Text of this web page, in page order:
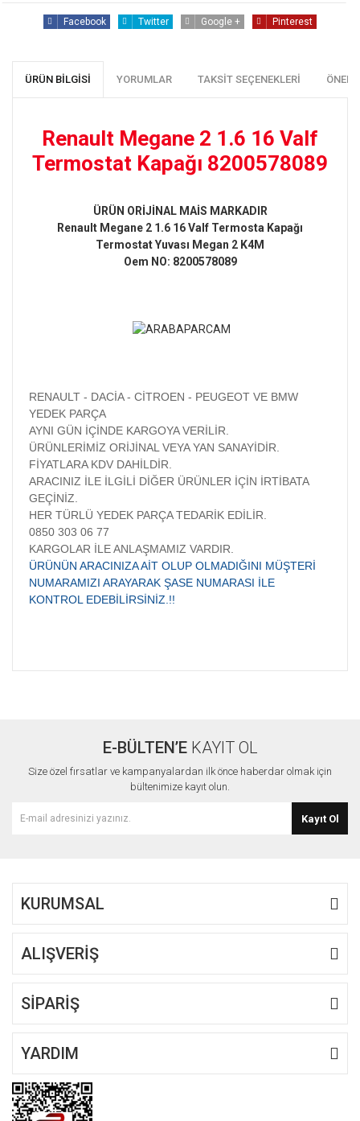
Facebook Twitter Google + Pinterest
ÜRÜN BILGISI YORUMLAR TAKSIT SEÇENEKLERI
Renault Megane 2 1.6 16 Valf
Termostat Kapağı 8200578089
ÜRÜN ORİJİNAL MAİS MARKADIR
Renault Megane 2 1.6 16 Valf Termosta Kapağı
Termostat Yuvası Megan 2 K4M
Oem NO: 8200578089
RENAULT - DACİA - CİTROEN - PEUGEOT VE BMW
YEDEK PARÇA
AYNI GÜN İÇİNDE KARGOYA VERİLİR.
ÜRÜNLERİMİZ ORİJİNAL VEYA YAN SANAYİDİR.
FİYATLARA KDV DAHİLDİR.
ARACINIZ İLE İLGİLİ DİĞER ÜRÜNLER İÇİN İRTİBATA
GEÇİNİZ.
HER TÜRLÜ YEDEK PARÇA TEDARİK EDİLİR.
0850 303 06 77
KARGOLAR İLE ANLAŞMAMIZ VARDIR.
ÜRÜNÜN ARACINIZA AİT OLUP OLMADIĞINI MÜŞTERİ
NUMARAMIZI ARAYARAK ŞASE NUMARASI İLE
KONTROL EDEBİLİRSİNİZ.!!
Yorum Yaz
Bu ürünün fiyat bilgisi, resim, ürün açıklamalarında ve diğer
Ürün açıklamasında eksik bilgiler bulunuyor.
Ürün fiyatı diğer sitelerden daha pahalı.
E-BÜLTEN’EKAYIT OL
Size özel fırsatlar ve kampanyalardan ilk önce haberdar olmak için
bültenimize kayıt olun.
Kayıt Ol
KURUMSAL
ALIŞVERİŞ
SİPARİŞ
YARDIM